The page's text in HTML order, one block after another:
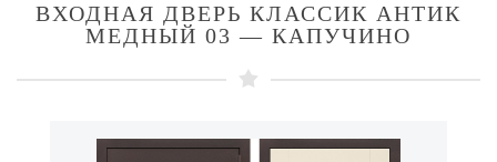
ВХОДНАЯ ДВЕРЬ КЛАССИК АНТИК
МЕДНЫЙ 03 — КАПУЧИНО